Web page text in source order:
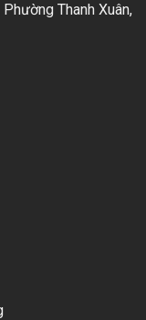
Thanh Xuân,